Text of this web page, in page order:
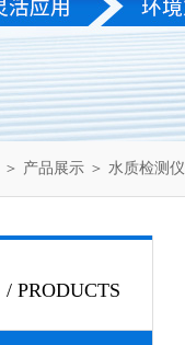
＞ 产品展示 ＞ 水质检测仪
/ PRODUCTS